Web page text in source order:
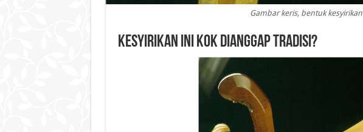
Gambar keris, bentuk kesyirikan
Kesyirikan Ini Kok Dianggap Tradisi?